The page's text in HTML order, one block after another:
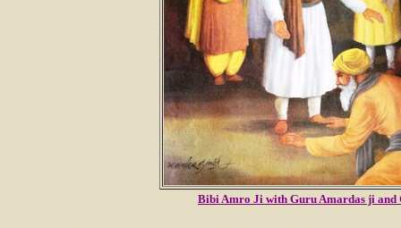
Bibi Amro Ji with Guru Amardas ji and